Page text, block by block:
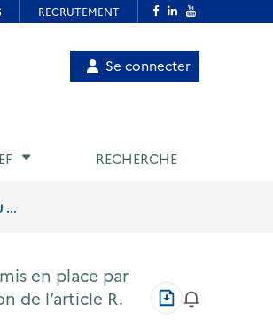
Menu
utilisateur
Se connecter
RECHERCHE
...
en place par
de l’article R.
Télécharger
au